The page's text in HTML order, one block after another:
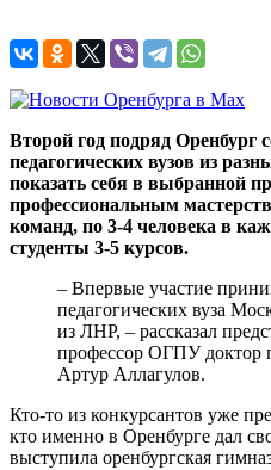
Второй год подряд Оренбург
педагогических вузов из
показать себя в выбранной
профессиональным
команд, по 3-4 человека в
студенты 3-5 курсов.
– Впервые участие
педагогических вуза
из ЛНР, – рассказал
профессор ОГПУ доктор
Артур Аллагулов.
Кто-то из конкурсантов уже
кто именно в Оренбурге дал
выступила оренбургская